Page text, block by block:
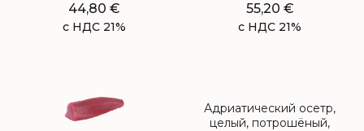
44,80 €
с НДС 21%
55,20 €
с НДС 21%
Адриатический осетр,
целый, потрошёный,